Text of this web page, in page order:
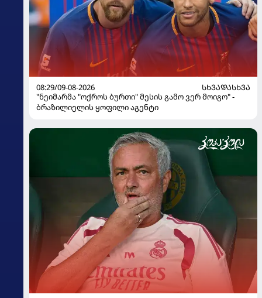
08:29/09-08-2026
ᲡᲮᲕᲐᲓᲐᲡᲮᲕᲐ
"ნეიმარმა "ოქროს ბურთი" მესის გამო ვერ მოიგო" -
ბრაზილიელის ყოფილი აგენტი